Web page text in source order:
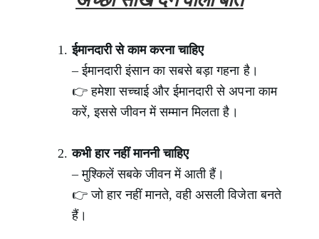
ईमानदारी से काम करना चाहिए
– ईमानदारी इंसान का सबसे बड़ा गहना है।
👉 हमेशा सच्चाई और ईमानदारी से अपना काम
करें, इससे जीवन में सम्मान मिलता है।
कभी हार नहीं माननी चाहिए
– मुश्किलें सबके जीवन में आती हैं।
👉 जो हार नहीं मानते, वही असली विजेता बनते
हैं।